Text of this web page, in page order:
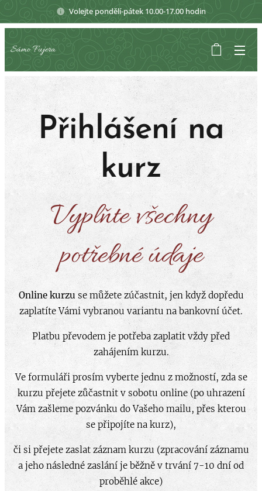
Volejte pondělí-pátek 10.00-17.00 hodin
Sámo Fujera
Přihlášení na
kurz
Vyplňte všechny
potřebné údaje
Online kurzu se můžete zúčastnit, jen když dopředu
zaplatíte Vámi vybranou variantu na bankovní účet.
Platbu převodem je potřeba zaplatit vždy před
zahájením kurzu.
Ve formuláři prosím vyberte jednu z možností, zda se
kurzu přejete zůčastnit v sobotu online (po uhrazení
Vám zašleme pozvánku do Vašeho mailu, přes kterou
se připojíte na kurz),
či si přejete zaslat záznam kurzu (zpracování záznamu
a jeho následné zaslání je běžně v trvání 7-10 dní od
proběhlé akce)